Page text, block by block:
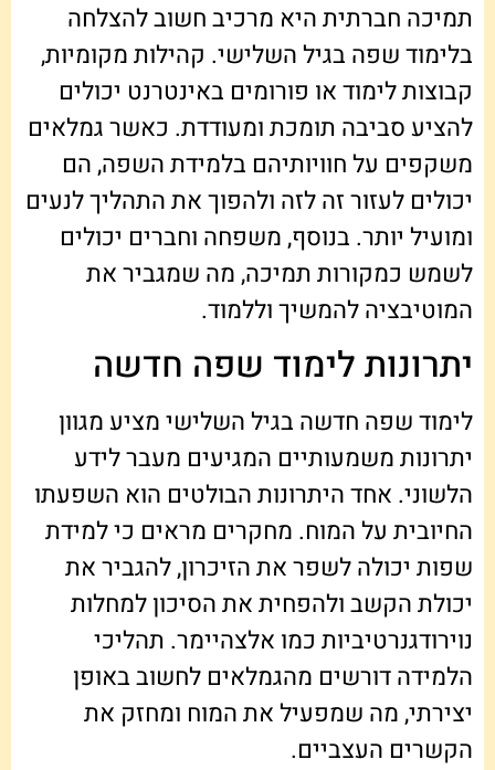
תמיכה חברתית היא מרכיב חשוב להצלחה
בלימוד שפה בגיל השלישי. קהילות מקומיות,
קבוצות לימוד או פורומים באינטרנט יכולים
להציע סביבה תומכת ומעודדת. כאשר גמלאים
משקפים על חוויותיהם בלמידת השפה, הם
יכולים לעזור זה לזה ולהפוך את התהליך לנעים
ומועיל יותר. בנוסף, משפחה וחברים יכולים
לשמש כמקורות תמיכה, מה שמגביר את
המוטיבציה להמשיך וללמוד.
יתרונות לימוד שפה חדשה
לימוד שפה חדשה בגיל השלישי מציע מגוון
יתרונות משמעותיים המגיעים מעבר לידע
הלשוני. אחד היתרונות הבולטים הוא השפעתו
החיובית על המוח. מחקרים מראים כי למידת
שפות יכולה לשפר את הזיכרון, להגביר את
יכולת הקשב ולהפחית את הסיכון למחלות
נוירודגנרטיביות כמו אלצהיימר. תהליכי
הלמידה דורשים מהגמלאים לחשוב באופן
יצירתי, מה שמפעיל את המוח ומחזק את
הקשרים העצביים.